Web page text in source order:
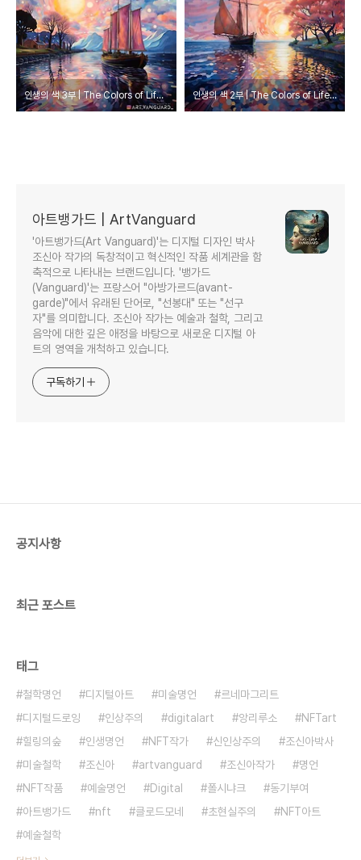
인생의 색 3부 | The Colors of Life Part.3 인생의 색 2부 | The Colors of Life Part.2
아트뱅가드 | ArtVanguard
'아트뱅가드(Art Vanguard)'는 디지털 디자인 박사
조신아 작가의 독창적이고 혁신적인 작품 세계관을 함
축적으로 나타내는 브랜드입니다. '뱅가드
(Vanguard)'는 프랑스어 "아방가르드(avant-
garde)"에서 유래된 단어로, "선봉대" 또는 "선구
자"를 의미합니다. 조신아 작가는 예술과 철학, 그리고
음악에 대한 깊은 애정을 바탕으로 새로운 디지털 아
트의 영역을 개척하고 있습니다.
구독하기
공지사항
최근 포스트
태그
철학명언 디지털아트 미술명언
르네마그리트
디지털드로잉
인상주의 digitalart 앙리루소
NFTart
힐링의숲
인생명언 NFT작가 신인상주의
조신아박사
미술철학
조신아 artvanguard 조신아작가
명언
NFT작품
예술명언 Digital 폴시냐크
동기부여
아트뱅가드
nft 클로드모네 초현실주의
NFT아트
예술철학